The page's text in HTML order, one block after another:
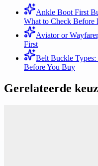
Ankle Boot First
What to Check Before
Aviator or
First
Belt Buckle
Before You Buy
Gerelateerde